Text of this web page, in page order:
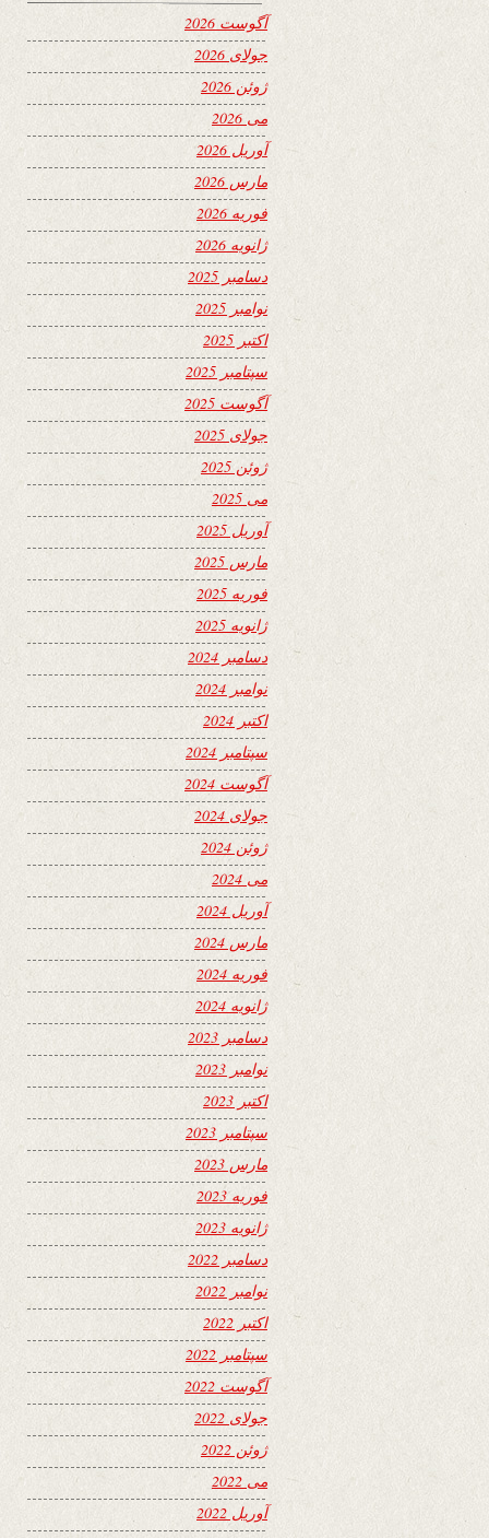
آگوست 2026
جولای 2026
ژوئن 2026
می 2026
آوریل 2026
مارس 2026
فوریه 2026
ژانویه 2026
دسامبر 2025
نوامبر 2025
اکتبر 2025
سپتامبر 2025
آگوست 2025
جولای 2025
ژوئن 2025
می 2025
آوریل 2025
مارس 2025
فوریه 2025
ژانویه 2025
دسامبر 2024
نوامبر 2024
اکتبر 2024
سپتامبر 2024
آگوست 2024
جولای 2024
ژوئن 2024
می 2024
آوریل 2024
مارس 2024
فوریه 2024
ژانویه 2024
دسامبر 2023
نوامبر 2023
اکتبر 2023
سپتامبر 2023
مارس 2023
فوریه 2023
ژانویه 2023
دسامبر 2022
نوامبر 2022
اکتبر 2022
سپتامبر 2022
آگوست 2022
جولای 2022
ژوئن 2022
می 2022
آوریل 2022